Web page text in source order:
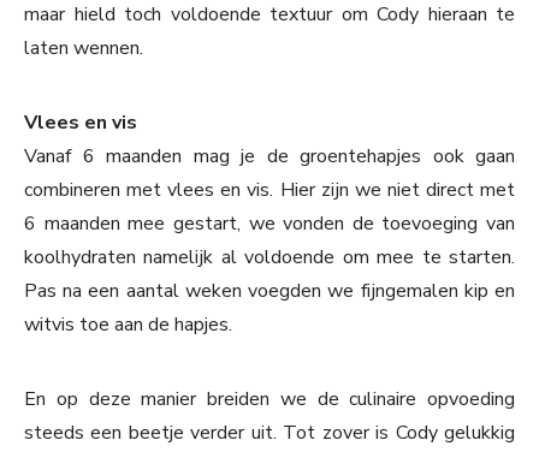
maar hield toch voldoende textuur om Cody hieraan te
laten wennen.
Vlees en vis
Vanaf 6 maanden mag je de groentehapjes ook gaan
combineren met vlees en vis. Hier zijn we niet direct met
6 maanden mee gestart, we vonden de toevoeging van
koolhydraten namelijk al voldoende om mee te starten.
Pas na een aantal weken voegden we fijngemalen kip en
witvis toe aan de hapjes.
En op deze manier breiden we de culinaire opvoeding
steeds een beetje verder uit. Tot zover is Cody gelukkig